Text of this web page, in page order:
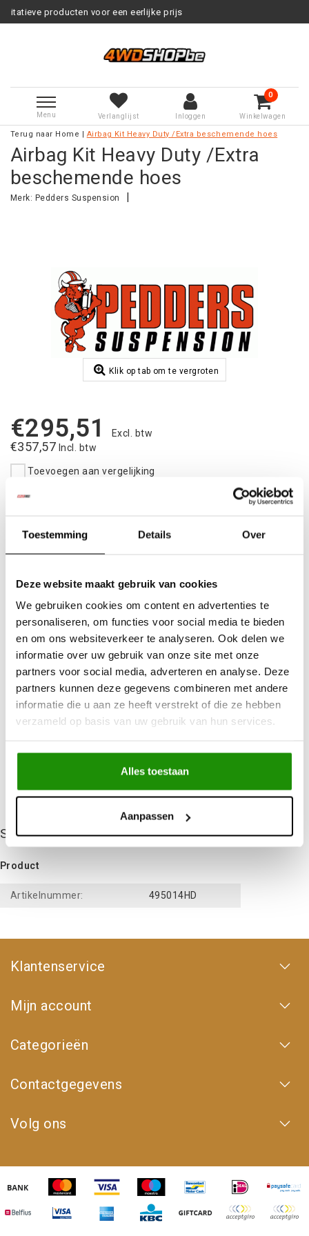
Toestemming Details Over
Deze website maakt gebruik van cookies
We gebruiken cookies om content en advertenties te
personaliseren, om functies voor social media te bieden
en om ons websiteverkeer te analyseren. Ook delen we
informatie over uw gebruik van onze site met onze
partners voor social media, adverteren en analyse. Deze
partners kunnen deze gegevens combineren met andere
informatie die u aan ze heeft verstrekt of die ze hebben
verzameld op basis van uw gebruik van hun services.
Alles toestaan
Aanpassen
voor een eerlijke prijs
Menu Verlanglijst Inloggen
0
Winkelwagen
Terug naar Home Airbag Kit Heavy Duty /Extra beschemende hoes
Airbag Kit Heavy Duty /Extra
beschemende hoes
Merk: Pedders Suspension
Klik op tab om te vergroten
€295,51 Excl. btw
€357,57 Incl. btw
Toevoegen aan vergelijking
Op voorraad
Toevoegen aan winkelwagen
Betaalbare kwalitatieve producten
Uitvoorraad leverbaar
Advies nodig?Bel ons op +32 (0)89203068
Verzending door heel Europa
+500 nieuweproducten
Niet gevonden wat je zocht?
Specificaties
Product
Artikelnummer: 495014HD
Klantenservice
Mijn account
Categorieën
Contactgegevens
Volg ons